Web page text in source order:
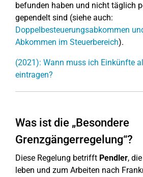
befunden haben und nicht täglich
gependelt sind (siehe auch:
Doppelbesteuerungsabkommen
Abkommen im Steuerbereich).
(2021): Wann muss ich Einkünfte
eintragen?
Was ist die „Besondere
Grenzgängerregelung“?
Diese Regelung betrifft Pendler,
leben und zum Arbeiten nach